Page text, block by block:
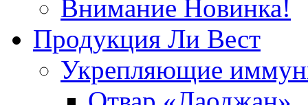
Внимание Новинка!
Продукция Ли Вест
Укрепляющие